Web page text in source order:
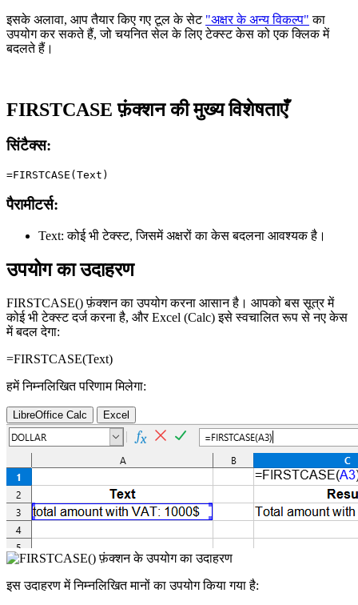
इसके अलावा, आप तैयार किए गए टूल के सेट "अक्षर के अन्य विकल्प" का
उपयोग कर सकते हैं, जो चयनित सेल के लिए टेक्स्ट केस को एक क्लिक में
बदलते हैं।
FIRSTCASE फ़ंक्शन की मुख्य विशेषताएँ
सिंटैक्स:
पैरामीटर्स:
Text: कोई भी टेक्स्ट, जिसमें अक्षरों का केस बदलना आवश्यक है।
उपयोग का उदाहरण
FIRSTCASE() फ़ंक्शन का उपयोग करना आसान है। आपको बस सूत्र में
कोई भी टेक्स्ट दर्ज करना है, और Excel (Calc) इसे स्वचालित रूप से नए केस
में बदल देगा:
=FIRSTCASE(Text)
हमें निम्नलिखित परिणाम मिलेगा:
LibreOffice Calc Excel
इस उदाहरण में निम्नलिखित मानों का उपयोग किया गया है: